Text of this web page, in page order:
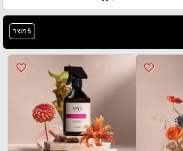
5 מוצר
favorite_border
favorite_border